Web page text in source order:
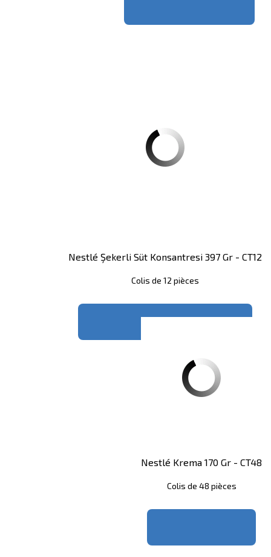
Nestlé Şekerli Süt Konsantresi 397 Gr - CT12
Colis de 12 pièces
Nestlé Krema 170 Gr - CT48
Colis de 48 pièces